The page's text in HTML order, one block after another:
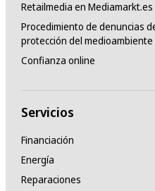
Retailmedia en Mediamarkt.es
Procedimiento de denuncias
protección del medioambiente
Confianza online
Servicios
Financiación
Energía
Reparaciones